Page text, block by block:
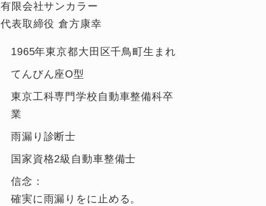
有限会社サンカラー
代表取締役 倉方康幸
1965年東京都大田区千鳥町生まれ
てんびん座O型
東京工科専門学校自動車整備科卒
業
雨漏り診断士
国家資格2級自動車整備士
信念：
確実に雨漏りをに止める。